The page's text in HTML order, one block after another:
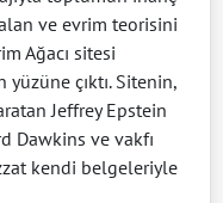
ve evrim teorisini
Ağacı sitesi
çıktı. Sitenin,
Jeffrey Epstein
Dawkins ve vakfı
kendi belgeleriyle